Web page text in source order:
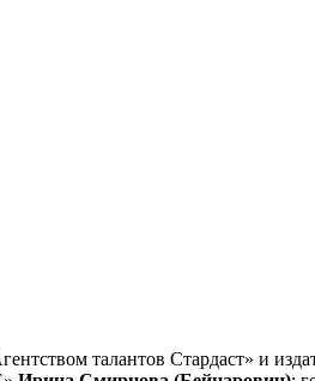
талантов Стардаст» и